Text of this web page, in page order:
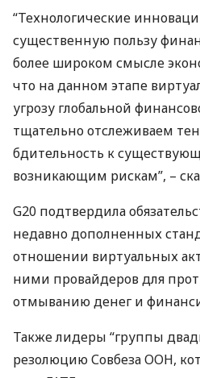
“Технологические
существенную пользу
более широком смысле
что на данном этапе
угрозу глобальной
тщательно отслеживаем
бдительность к
возникающим рискам”, –
G20 подтвердила
недавно дополненных
отношении виртуальных
ними провайдеров для
отмыванию денег и
Также лидеры “группы
резолюцию СовбезаООН,